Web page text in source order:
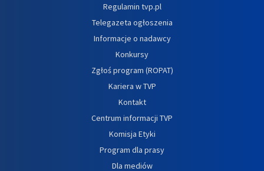
Regulamin tvp.pl
Telegazeta ogłoszenia
Informacje o nadawcy
Konkursy
Zgłoś program (ROPAT)
Kariera w TVP
Kontakt
Centrum informacji TVP
Komisja Etyki
Program dla prasy
Dla mediów